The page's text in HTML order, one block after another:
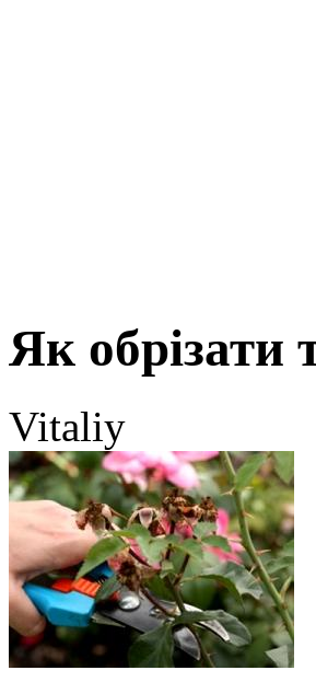
Як обрізати
Vitaliy